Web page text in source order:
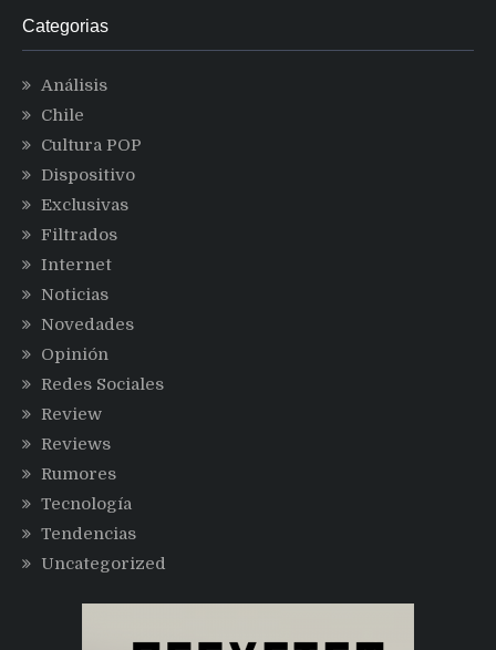
Categorias
Análisis
Chile
Cultura POP
Dispositivo
Exclusivas
Filtrados
Internet
Noticias
Novedades
Opinión
Redes Sociales
Review
Reviews
Rumores
Tecnología
Tendencias
Uncategorized